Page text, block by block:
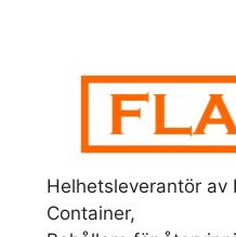
Helhetsleverantör av
Container,